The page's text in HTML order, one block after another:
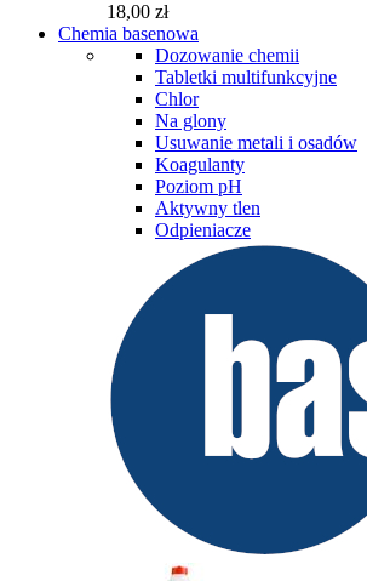
18,00 zł
Chemia basenowa
Dozowanie chemii
Tabletki multifunkcyjne
Chlor
Na glony
Usuwanie metali i osadów
Koagulanty
Poziom pH
Aktywny tlen
Odpieniacze